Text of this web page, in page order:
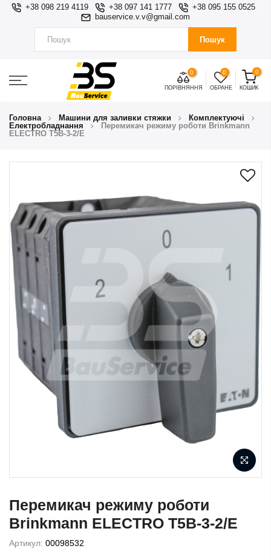
+38 098 219 4119 +38 097 141 1777
+38 095 155 0525
bauservice.v.v@gmail.com
Пошук
0
ПОРІВНЯННЯ
0
ОБРАНЕ
0
КОШИК
Головна Машини для заливки стяжки
Комплектуючі
Електробладнання
Перемикач режиму роботи Brinkmann
ELECTRO T5B-3-2/E
Перемикач режиму роботи
Brinkmann ELECTRO T5B-3-2/E
Артикул: 00098532